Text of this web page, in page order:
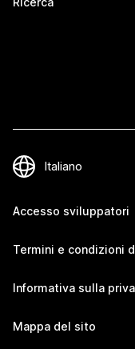
Accesso sviluppatori
Termini e condizioni
Informativa sulla
Mappa del sito